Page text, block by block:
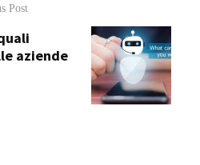
Post
aziende